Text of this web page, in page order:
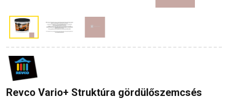
Revco Vario+ Struktúra gördülőszemcsés